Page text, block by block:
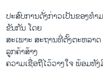
ປະສົບ​ການ​ດັ່ງກ່າວເປັນ​ຂອງ​ທຳ​
ຂັນ​ກັນ ​ໂດ​ຍ
ສະ​ເພາະ ສະຖານ​ທີ່​ຕັ້ງ​ຕະ​ຫລາ
ລູກ​ຄ້າສ້າງ
ຄ​ວາມ​ເຊື່ອ​ຖື​ໄວ້​ວາງ​ໃຈ ພ້ອມ​ທັ